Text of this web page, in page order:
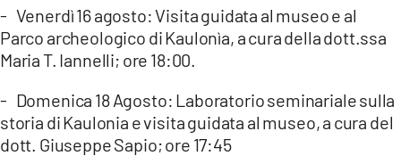
- Venerdì 16 agosto: Visita guidata al museo e al
Parco archeologico di Kaulonìa, a cura della dott.ssa
Maria T. Iannelli; ore 18:00.
- Domenica 18 Agosto: Laboratorio seminariale sulla
storia di Kaulonia e visita guidata al museo, a cura del
dott. Giuseppe Sapio; ore 17:45